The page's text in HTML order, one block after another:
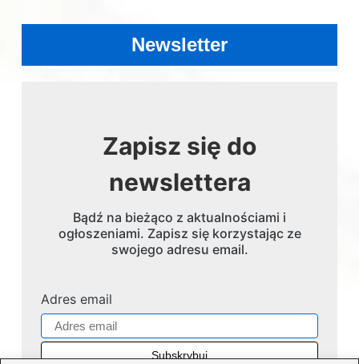
Newsletter
Zapisz się do
newslettera
Bądź na bieżąco z aktualnościami i
ogłoszeniami. Zapisz się korzystając ze
swojego adresu email.
Adres email